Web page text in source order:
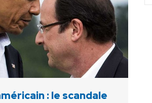
: le scandale